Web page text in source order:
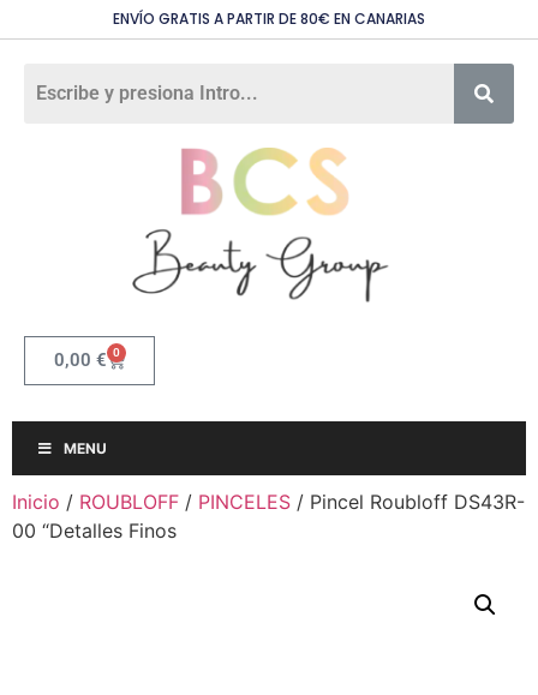
ENVÍO GRATIS A PARTIR DE 80€ EN CANARIAS
0,00 € 0
MENU
Inicio / ROUBLOFF / PINCELES / Pincel Roubloff DS43R-
00 “Detalles Finos